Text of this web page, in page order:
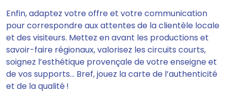
Enfin, adaptez votre offre et votre communication
pour correspondre aux attentes de la clientèle locale
et des visiteurs. Mettez en avant les productions et
savoir-faire régionaux, valorisez les circuits courts,
soignez l’esthétique provençale de votre enseigne et
de vos supports... Bref, jouez la carte de l’authenticité
et de la qualité !